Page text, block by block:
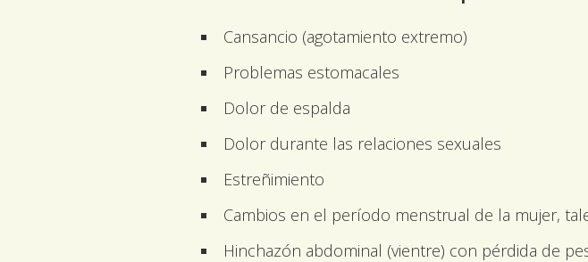
Cansancio (agotamiento extremo)
Problemas estomacales
Dolor de espalda
Dolor durante las relaciones sexuales
Estreñimiento
Cambios en el período menstrual de la mujer,
Hinchazón abdominal (vientre) con pérdida de